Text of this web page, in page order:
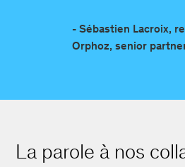
- Sébastien Lacroix,
Orphoz, senior
La parole à nos